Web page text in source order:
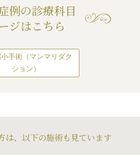
た。
きかった乳輪も一回り小さ
例の診療科目
ジはこちら
手術（マンマリダク
ション）
は、以下の施術も見ています